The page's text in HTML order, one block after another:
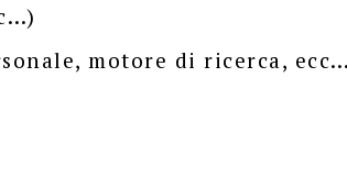
motore di ricerca,